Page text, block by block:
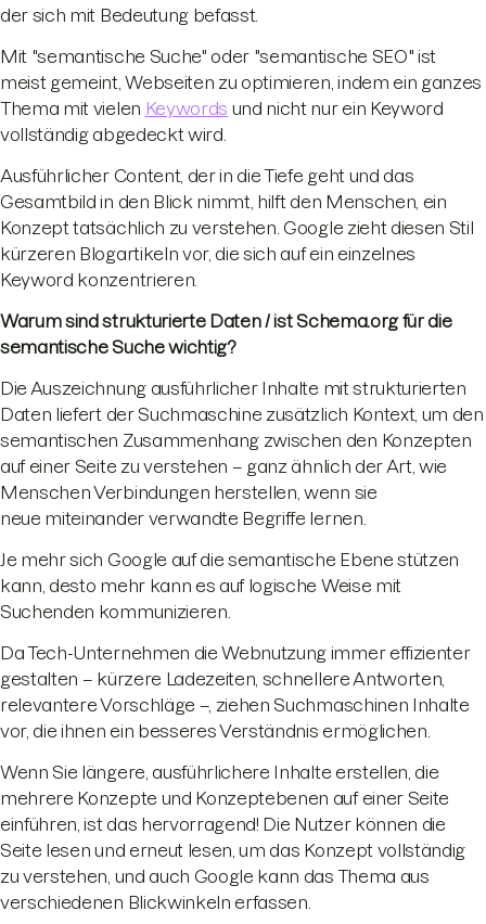
der sich mit Bedeutung befasst.
Mit "semantische Suche" oder "semantische SEO" ist
meist gemeint, Webseiten zu optimieren, indem ein ganzes
Thema mit vielen Keywords und nicht nur ein Keyword
vollständig abgedeckt wird.
Ausführlicher Content, der in die Tiefe geht und das
Gesamtbild in den Blick nimmt, hilft den Menschen, ein
Konzept tatsächlich zu verstehen. Google zieht diesen Stil
kürzeren Blogartikeln vor, die sich auf ein einzelnes
Keyword konzentrieren.
Warum sind strukturierte Daten / ist Schema.org für die
semantische Suche wichtig?
Die Auszeichnung ausführlicher Inhalte mit strukturierten
Daten liefert der Suchmaschine zusätzlich Kontext, um den
semantischen Zusammenhang zwischen den Konzepten
auf einer Seite zu verstehen – ganz ähnlich der Art, wie
Menschen Verbindungen herstellen, wenn sie
neue miteinander verwandte Begriffe lernen.
Je mehr sich Google auf die semantische Ebene stützen
kann, desto mehr kann es auf logische Weise mit
Suchenden kommunizieren.
Da Tech-Unternehmen die Webnutzung immer effizienter
gestalten – kürzere Ladezeiten, schnellere Antworten,
relevantere Vorschläge –, ziehen Suchmaschinen Inhalte
vor, die ihnen ein besseres Verständnis ermöglichen.
Wenn Sie längere, ausführlichere Inhalte erstellen, die
mehrere Konzepte und Konzeptebenen auf einer Seite
einführen, ist das hervorragend! Die Nutzer können die
Seite lesen und erneut lesen, um das Konzept vollständig
zu verstehen, und auch Google kann das Thema aus
verschiedenen Blickwinkeln erfassen.